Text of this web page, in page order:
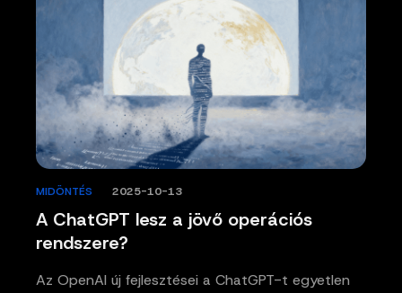
A ChatGPT lesz a jövő operációs
rendszere?
MIDÖNTÉS 2025-10-13
Az OpenAI új fejlesztései a ChatGPT-t egyetlen